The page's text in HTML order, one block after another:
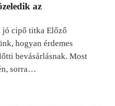
az
jó cipő titka Előző
hogyan érdemes
bevásárlásnak. Most
sorra…